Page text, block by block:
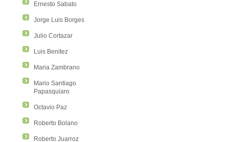
Ernesto Sabato
Jorge Luis Borges
Julio Cortazar
Luis Benitez
Maria Zambrano
Mario Santiago
Papasquiaro
Octavio Paz
Roberto Bolano
Roberto Juarroz